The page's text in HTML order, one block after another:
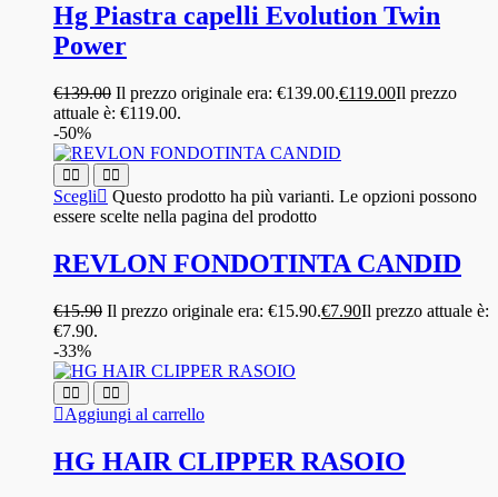
Hg Piastra capelli Evolution Twin
Power
€139.00 Il prezzo originale era: €139.00.€119.00Il prezzo
attuale è: €119.00.
-50%
Scegli
Questo prodotto ha più varianti. Le opzioni possono
essere scelte nella pagina del prodotto
REVLON FONDOTINTA CANDID
€15.90 Il prezzo originale era: €15.90.€7.90Il prezzo attuale è:
€7.90.
-33%
Aggiungi al carrello
HG HAIR CLIPPER RASOIO